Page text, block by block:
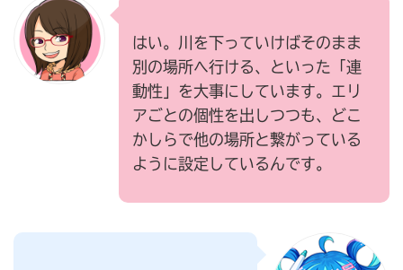
はい。川を下っていけばそのまま
別の場所へ行ける、といった「連
動性」を大事にしています。エリ
アごとの個性を出しつつも、どこ
かしらで他の場所と繋がっている
ように設定しているんです。